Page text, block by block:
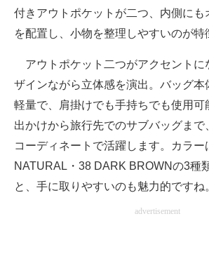
付きアウトポケットが二つ、内側にも
を配置し、小物を整理しやすいのが特
アウトポケット二つがアクセントに
ザインながら立体感を演出。バッグ本
軽量で、肩掛けでも手持ちでも使用可
出かけから旅行先でのサブバッグまで
コーディネートで活躍します。カラ
NATURAL・38 DARK BROWNの3種
と、手に取りやすいのも魅力的ですね
advertisement